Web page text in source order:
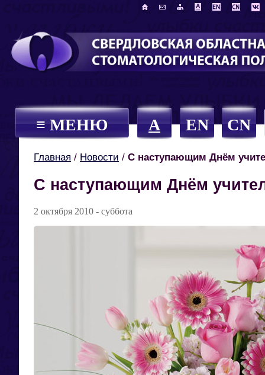
≡ МЕНЮ A EN CN
Главная / Новости / С наступающим Днём
С наступающим Днём
2 октября 2010 - суббота